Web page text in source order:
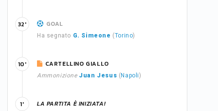
GOAL
Ha segnato G. Simeone (Torino)
32'
CARTELLINO GIALLO
Ammonizione Juan Jesus ( Napoli)
10'
LA PARTITA È INIZIATA!
1'